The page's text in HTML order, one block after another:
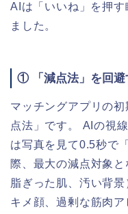
AIは「いいね」を押
ました。
① 「減点法」を回避
マッチングアプリの
点法」です。 AIの視
は写真を見て0.5秒で
際、最大の減点対象と
脂ぎった肌、汚い背
キメ顔、過剰な筋肉